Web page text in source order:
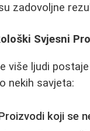
zadovoljne
Svjesni
više ljudi
nekih savjeta:
koji se